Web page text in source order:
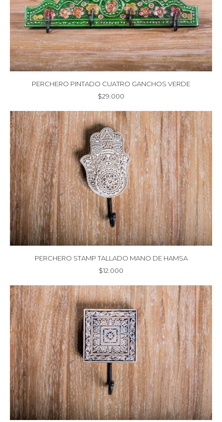
PERCHERO PINTADO CUATRO GANCHOS VERDE
$29.000
PERCHERO STAMP TALLADO MANO DE HAMSA
$12.000